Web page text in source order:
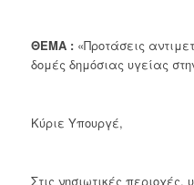
ΘΕΜΑ :«Προτάσεις
δομές δημόσιας υγείας
Κύριε Υπουργέ,
Στις νησιωτικές